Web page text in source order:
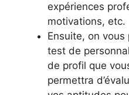
expériences
motivations, etc.
Ensuite, on
test de
de profil que
permettra